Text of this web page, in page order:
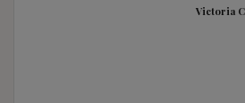
Victoria